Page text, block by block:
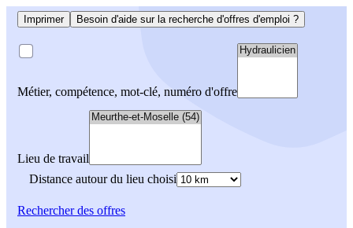
Imprimer Besoin d'aide sur la recherche d'offres d'emploi ?
Métier, compétence, mot-clé, numéro d'offre
Lieu de travail
Distance autour du lieu choisi
Rechercherdes offres